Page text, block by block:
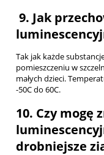
9. Jak
Tak jak każde
pomieszczeniu w
małych dzieci.
-50C do 60C.
10. Czy mogę
drobniejsze